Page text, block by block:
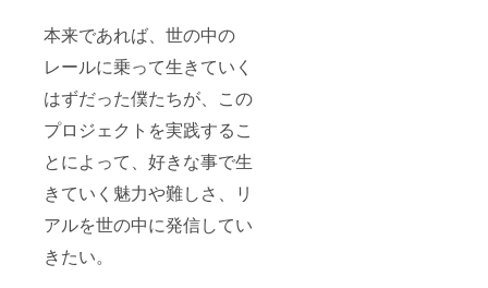
本来であれば、世の中の
レールに乗って生きていく
はずだった僕たちが、この
プロジェクトを実践するこ
とによって、好きな事で生
きていく魅力や難しさ、リ
アルを世の中に発信してい
きたい。